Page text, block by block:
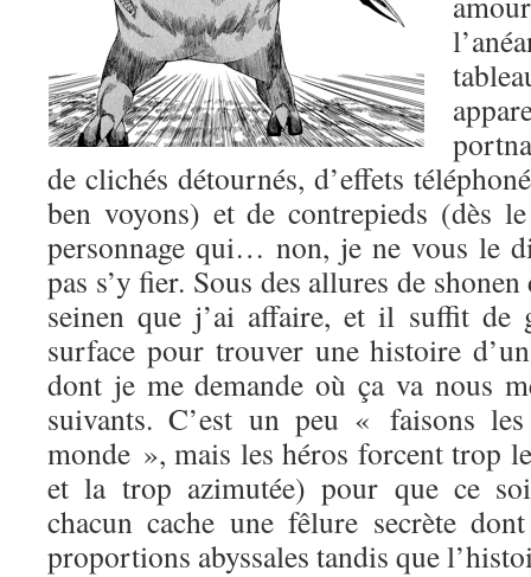
de clichés détournés, d’effets
ben voyons) et de contrepieds (dès
personnage qui… non, je ne vous le
pas s’y fier. Sous des allures de
seinen que j’ai affaire, et il suffit de
surface pour trouver une histoire
dont je me demande où ça va nous
suivants. C’est un peu « faisons
monde », mais les héros forcent trop
et la trop azimutée) pour que ce
chacun cache une fêlure secrète
proportions abyssales tandis que